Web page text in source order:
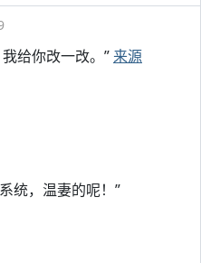
给你改一改。” 来源
统，温妻的呢！”